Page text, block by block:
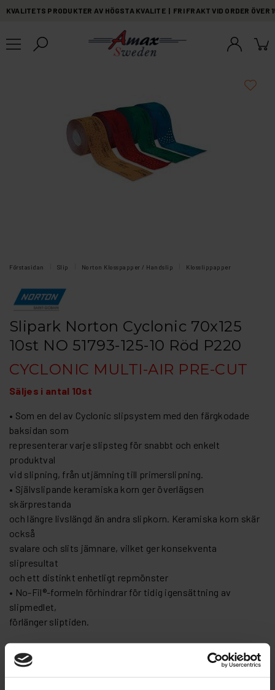
KVALITETS PRODUKTER AV HÖGSTA KVALITE | FRI FRAKT VID ORDER
Förstasidan Slip Norton Klosspapper / Handslip Klosslippapper
Slipark Norton Cyclonic 70x125
10st NO 51793-125-10 Röd P220
CYCLONIC MULTI-AIR PRE-CUT
Säljes i antal 10st
• Som en del av Cyclonic slipsystem med den färgkodade
baksidan som
representerar varje slipsteg för snabbt och enkelt
produktval
vid slipning, från utjämning till primerslipning.
• Självslipande keramiska korn ger överlägsen
skärprestanda
och längre livslängd än andra slipkorn. Keramiska korn skär
också
svalare och slits jämnare, vilket ger konsekventa
slipresultat
och ett distinkt enhetligt repmönster
• No-Fil®-formeln förhindrar för tidig igensättning av
slipmedlet,
förlänger sliptiden.
Artikelnr: NO 51791-125-10-356